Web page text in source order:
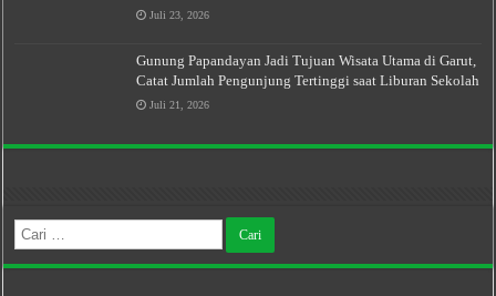
Juli 23, 2026
Gunung Papandayan Jadi Tujuan Wisata Utama di Garut,
Catat Jumlah Pengunjung Tertinggi saat Liburan Sekolah
Juli 21, 2026
Cari
untuk: